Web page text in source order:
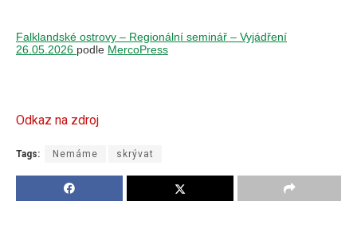
Falklandské ostrovy – Regionální seminář – Vyjádření
26.05.2026 podle MercoPress
Odkaz na zdroj
Tags: Nemáme skrývat